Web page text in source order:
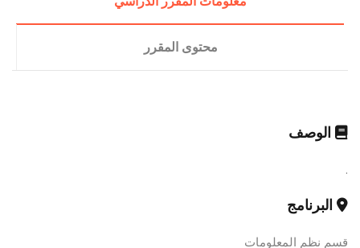
محتوى المقرر
الوصف
.
البرنامج
قسم نظم المعلومات